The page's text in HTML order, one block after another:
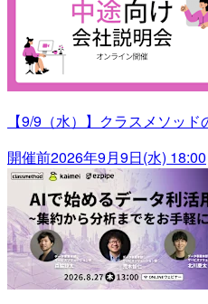
【9/9（水）】クラスメソッ
開催前2026年9月9日(水) 18:00